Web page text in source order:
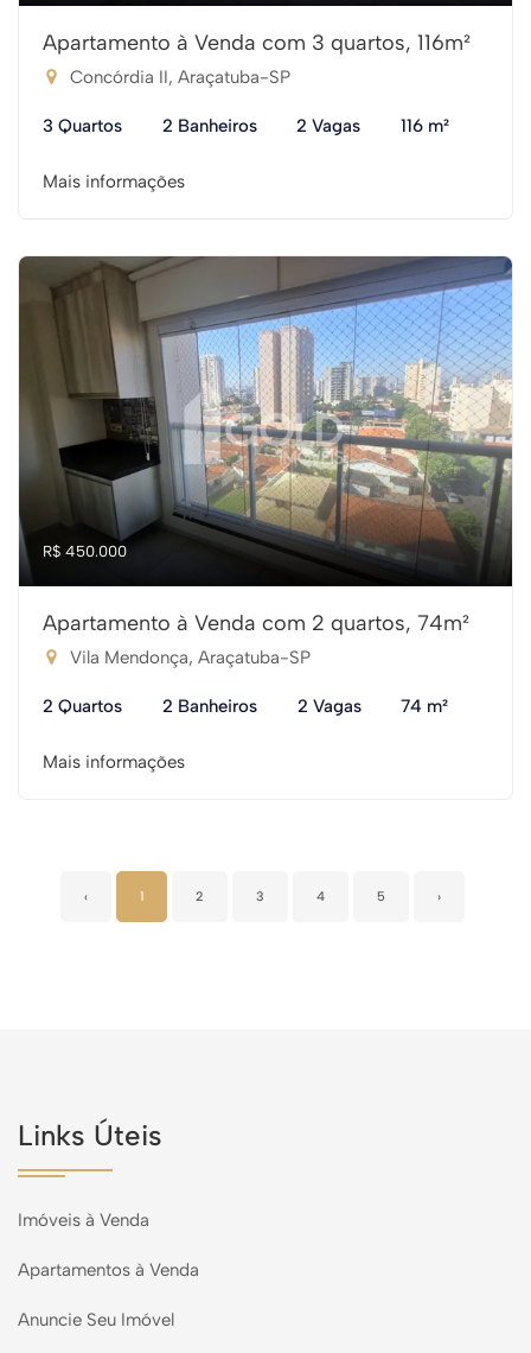
Apartamento à Venda com 3 quartos, 116m²
Concórdia II, Araçatuba-SP
3 Quartos 2 Banheiros 2 Vagas 116 m²
Mais informações
R$ 450.000
Apartamento à Venda com 2 quartos, 74m²
Vila Mendonça, Araçatuba-SP
2 Quartos 2 Banheiros 2 Vagas 74 m²
Mais informações
‹ 1 2 3 4 5 ›
Links Úteis
Imóveis à Venda
Apartamentos à Venda
Anuncie Seu Imóvel